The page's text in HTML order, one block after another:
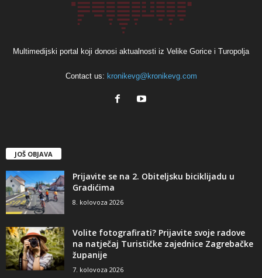
Multimedijski portal koji donosi aktualnosti iz Velike Gorice i Turopolja
Contact us: kronikevg@kronikevg.com
JOŠ OBJAVA
Prijavite se na 2. Obiteljsku biciklijadu u
Gradićima
8. kolovoza 2026
Volite fotografirati? Prijavite svoje radove
na natječaj Turističke zajednice Zagrebačke
županije
7. kolovoza 2026